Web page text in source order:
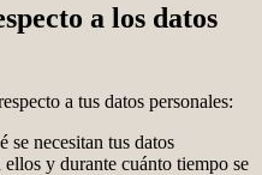
a los datos
a tus datos personales:
se necesitan tus datos
ellos y durante cuánto tiempo se